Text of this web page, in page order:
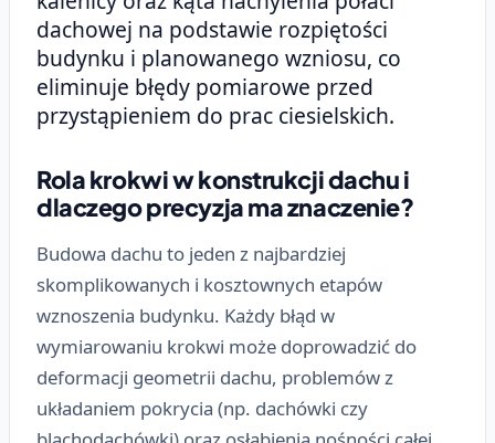
dachowej na podstawie rozpiętości
budynku i planowanego wzniosu, co
eliminuje błędy pomiarowe przed
przystąpieniem do prac ciesielskich.
Rola krokwi w konstrukcji dachu i
dlaczego precyzja ma znaczenie?
Budowa dachu to jeden z najbardziej
skomplikowanych i kosztownych etapów
wznoszenia budynku. Każdy błąd w
wymiarowaniu krokwi może doprowadzić do
deformacji geometrii dachu, problemów z
układaniem pokrycia (np. dachówki czy